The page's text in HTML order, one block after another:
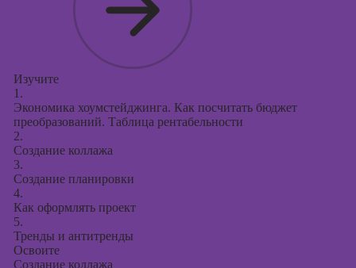
Изучите
1.
Экономика хоумстейджинга. Как посчитать бюджет
преобразований. Таблица рентабельности
2.
Создание коллажа
3.
Создание планировки
4.
Как оформлять проект
5.
Тренды и антитренды
Освоите
Создание коллажа